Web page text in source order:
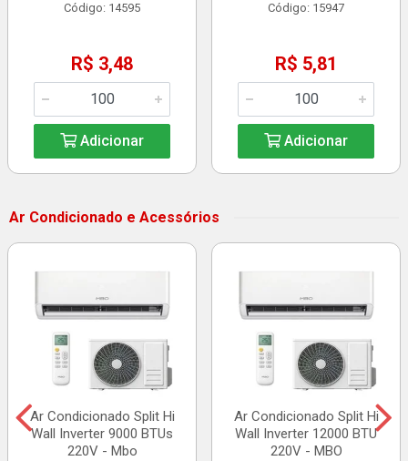
Código: 14595
R$ 3,48
Adicionar
Código: 15947
R$ 5,81
Adicionar
Ar Condicionado e Acessórios
Ar Condicionado Split Hi
Wall Inverter 9000 BTUs
220V - Mbo
Ar Condicionado Split Hi
Wall Inverter 12000 BTU
220V - MBO